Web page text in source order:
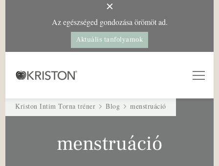
Az egészséged gondozása örömöt ad.
Aktuális tanfolyamok
Kriston Intim Torna
– a női egészségért
Kriston Intim Torna tréner Blog menstruáció
menstruáció